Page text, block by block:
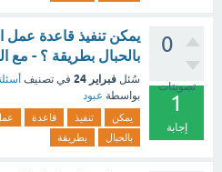
0
تصويتات
1
إجابة
يمكن تنفيذ قاعدة عمل
بالحبال بطريقة ؟ - مع
سُئل فبراير 24 في تصنيف
بواسطة عبود
يمكن تنفيذ قاعدة
بالحبال
بطريقة